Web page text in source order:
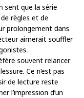
sent que la série
règles et de
prolongement dans
aimerait souffler
souvent relancer
Ce n’est pas
de lecture reste
l’impression d’un